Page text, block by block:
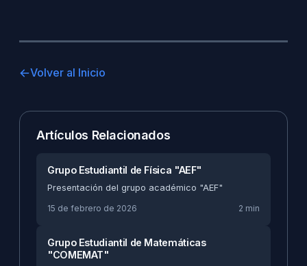
Volver al Inicio
Artículos Relacionados
Grupo Estudiantil de Física "AEF"
Presentación del grupo académico "AEF"
15 de febrero de 2026
2 min
Grupo Estudiantil de Matemáticas
"COMEMAT"